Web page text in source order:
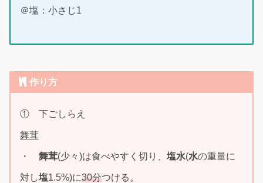
＠塩：小さじ1
作り方
① 下ごしらえ
舞茸
・ 舞茸(少々)は食べやすく切り、 塩水(水の重量に
対し塩1.5%)に30分つける。